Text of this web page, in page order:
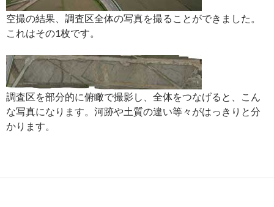
空撮の結果、調査区全体の写真を撮ることができました。
これはその1枚です。
調査区を部分的に俯瞰で撮影し、全体をつなげると、こん
な写真になります。河跡や土質の違い等々がはっきりと分
かります。